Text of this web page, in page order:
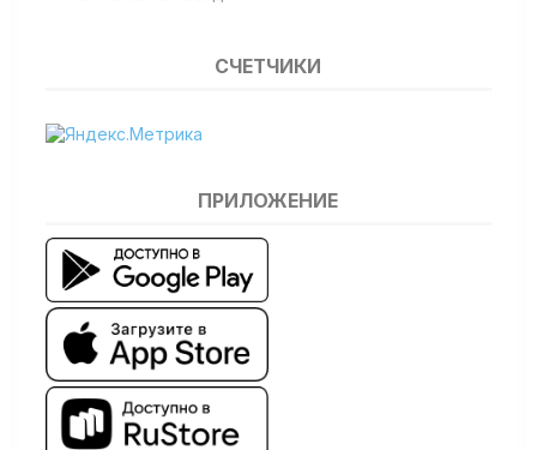
СЧЕТЧИКИ
ПРИЛОЖЕНИЕ